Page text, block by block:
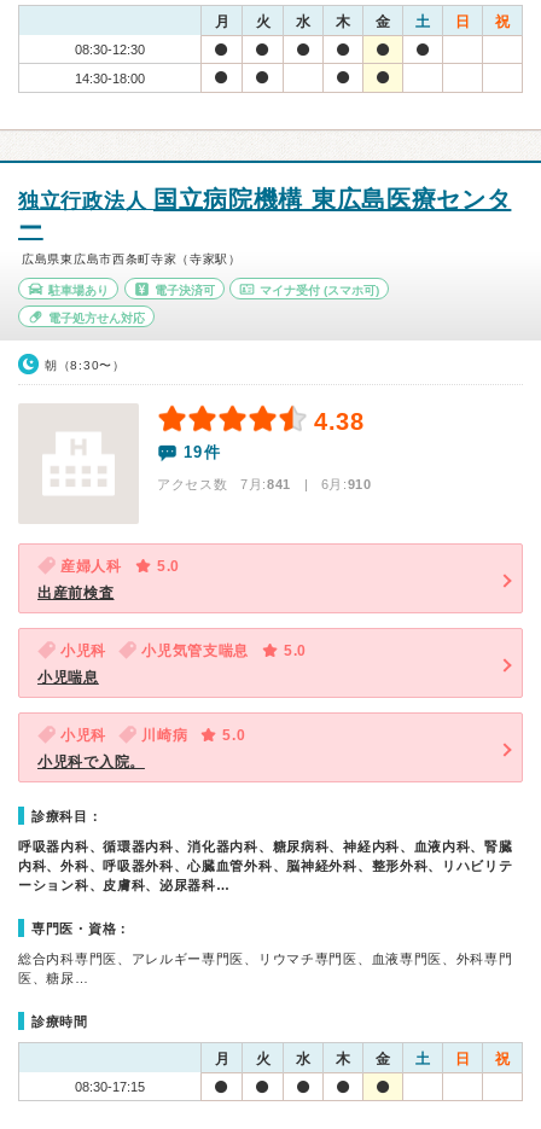
月 火 水 木 金 土 日 祝
08:30-12:30
14:30-18:00
独立行政法人 国立病院機構 東広島医療センタ
ー
広島県東広島市西条町寺家（寺家駅）
駐車場あり 電子決済可 マイナ受付 (スマホ可)
電子処方せん対応
朝（8:30〜）
4.38
19件
アクセス数 7月:841 | 6月:910
産婦人科
5.0
出産前検査
小児科 小児気管支喘息
5.0
小児喘息
小児科 川崎病
5.0
小児科で入院。
診療科目：
呼吸器内科、循環器内科、消化器内科、糖尿病科、神経内科、血液内科、腎臓
内科、外科、呼吸器外科、心臓血管外科、脳神経外科、整形外科、リハビリテ
ーション科、皮膚科、泌尿器科…
専門医・資格：
総合内科専門医、アレルギー専門医、リウマチ専門医、血液専門医、外科専門
医、糖尿…
診療時間
月 火 水 木 金 土 日 祝
08:30-17:15